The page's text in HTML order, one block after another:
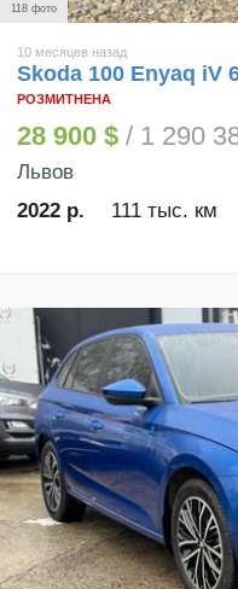
118 фото
10 месяцев назад
Skoda 100 Enyaq iV
РОЗМИТНЕНА
28 900 $ / 1 290
Львов
2022 р.
111 тыс. км